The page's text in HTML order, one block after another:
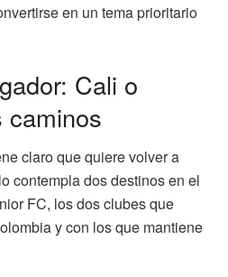
en un tema prioritario
Cali o
caminos
claro que quiere volver a
contempla dos destinos en el
FC, los dos clubes que
y con los que mantiene